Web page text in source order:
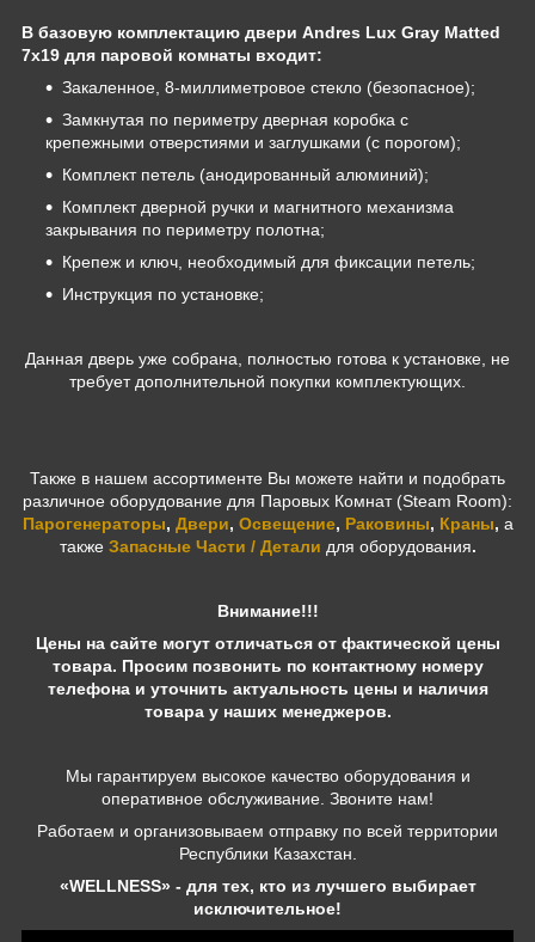
В базовую комплектацию двери Andres Lux Gray Matted
7х19 для паровой комнаты входит:
Закаленное, 8-миллиметровое стекло (безопасное);
Замкнутая по периметру дверная коробка с
крепежными отверстиями и заглушками (с порогом);
Комплект петель (анодированный алюминий);
Комплект дверной ручки и магнитного механизма
закрывания по периметру полотна;
Крепеж и ключ, необходимый для фиксации петель;
Инструкция по установке;
Данная дверь уже собрана, полностью готова к установке, не
требует дополнительной покупки комплектующих.
Также в нашем ассортименте Вы можете найти и подобрать
различное оборудование для Паровых Комнат (Steam Room):
Парогенераторы, Двери, Освещение, Раковины, Краны, а
также Запасные Части / Детали для оборудования.
Внимание!!!
Цены на сайте могут отличаться от фактической цены
товара. Просим позвонить по контактному номеру
телефона и уточнить актуальность цены и наличия
товара у наших менеджеров.
Мы гарантируем высокое качество оборудования и
оперативное обслуживание. Звоните нам!
Работаем и организовываем отправку по всей территории
Республики Казахстан.
«WELLNESS» - для тех, кто из лучшего выбирает
исключительное!